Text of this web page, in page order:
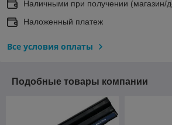
Наличными при получении (магазин/
Наложенный платеж
Все условия оплаты
Подобные товары компании